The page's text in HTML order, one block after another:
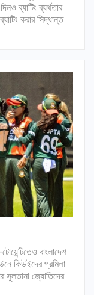
ব্যাটিং ব্যর্থতার
করার সিদ্ধান্ত
বাংলাদেশ
কিউইদের প্রমিলা
সুলতানা জ্যোতিদের